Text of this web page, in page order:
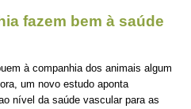
fazem bem à saúde
à companhia dos animais algum
um novo estudo aponta
nível da saúde vascular para as